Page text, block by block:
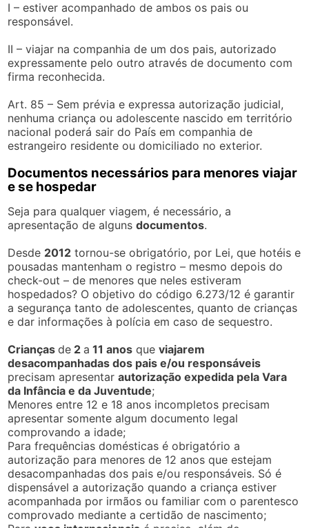
I – estiver acompanhado de ambos os pais ou
responsável.
II – viajar na companhia de um dos pais, autorizado
expressamente pelo outro através de documento com
firma reconhecida.
Art. 85 – Sem prévia e expressa autorização judicial,
nenhuma criança ou adolescente nascido em território
nacional poderá sair do País em companhia de
estrangeiro residente ou domiciliado no exterior.
Documentos necessários para menores viajar
e se hospedar
Seja para qualquer viagem, é necessário, a
apresentação de algunsdocumentos.
Desde 2012 tornou-se obrigatório, por Lei, que hotéis e
pousadas mantenham o registro – mesmo depois do
check-out – de menores que neles estiveram
hospedados? O objetivo do código 6.273/12 é garantir
a segurança tanto de adolescentes, quanto de crianças
e dar informações à polícia em caso de sequestro.
Criançasde 2a 11 anos queviajarem
desacompanhadas dos pais e/ou responsáveis
precisam apresentarautorização expedida pela Vara
da Infância e da Juventude;
Menores entre 12 e 18 anos incompletos precisam
apresentar somente algum documento legal
comprovando a idade;
Para frequências domésticas é obrigatório a
autorização para menores de 12 anos que estejam
desacompanhadas dos pais e/ou responsáveis. Só é
dispensável a autorização quando a criança estiver
acompanhada por irmãos ou familiar com o parentesco
comprovado mediante a certidão de nascimento;